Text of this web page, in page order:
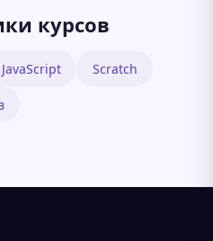
курсов
JavaScript Scratch